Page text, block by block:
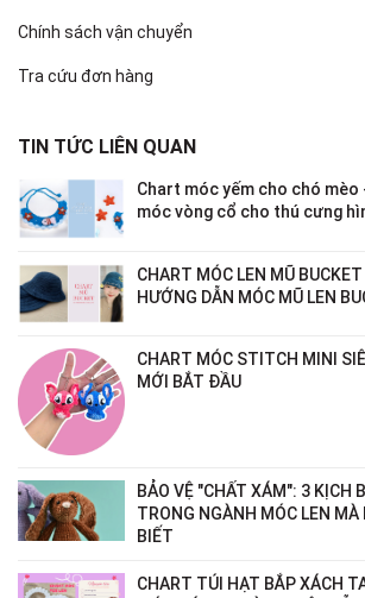
Chính sách vận chuyển
Tra cứu đơn hàng
TIN TỨC LIÊN QUAN
Chart móc yếm cho chó mèo
móc vòng cổ cho thú cưng
CHART MÓC LEN MŨ
HƯỚNG DẪN MÓC MŨ LEN
CHART MÓC STITCH MINI
MỚI BẮT ĐẦU
BẢO VỆ "CHẤT XÁM": 3 KỊCH
TRONG NGÀNH MÓC LEN MÀ
BIẾT
CHART TÚI HẠT BẮP XÁCH